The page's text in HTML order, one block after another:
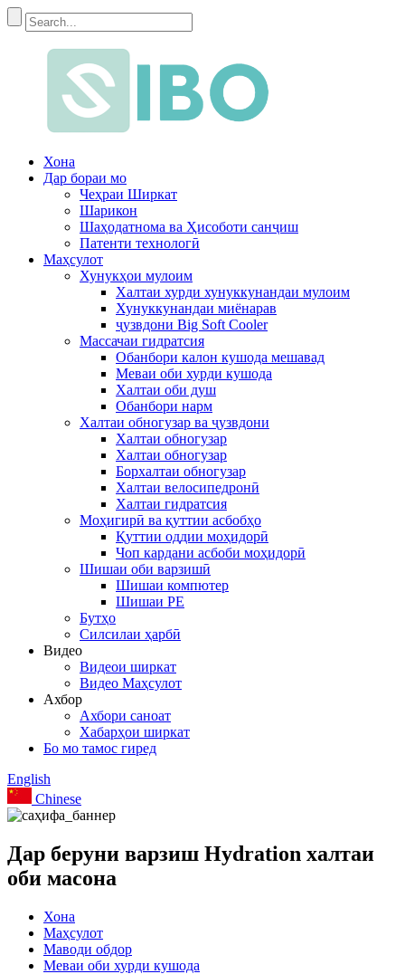
Хона
Дар бораи мо
Чеҳраи Ширкат
Шарикон
Шаҳодатнома ва Ҳисоботи санҷиш
Патенти технологӣ
Маҳсулот
Хунукҳои мулоим
Халтаи хурди хунуккунандаи мулоим
Хунуккунандаи миёнарав
ҷузвдони Big Soft Cooler
Массачаи гидратсия
Обанбори калон кушода мешавад
Меваи оби хурди кушода
Халтаи оби душ
Обанбори нарм
Халтаи обногузар ва ҷузвдони
Халтаи обногузар
Халтаи обногузар
Борхалтаи обногузар
Халтаи велосипедронӣ
Халтаи гидратсия
Моҳигирӣ ва қуттии асбобҳо
Қуттии оддии моҳидорӣ
Чоп кардани асбоби моҳидорӣ
Шишаи оби варзишӣ
Шишаи компютер
Шишаи PE
Бутҳо
Силсилаи ҳарбӣ
Видео
Видеои ширкат
Видео Маҳсулот
Ахбор
Ахбори саноат
Хабарҳои ширкат
Бо мо тамос гиред
English
Chinese
Дар беруни варзиш Hydration халтаи
оби масона
Хона
Маҳсулот
Маводи обдор
Меваи оби хурди кушода